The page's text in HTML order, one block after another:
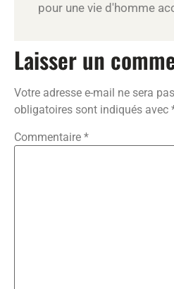
pour une vie d'homme
Laisser un
Votre adresse e-mail ne sera
obligatoires sont indiqués avec
Commentaire *